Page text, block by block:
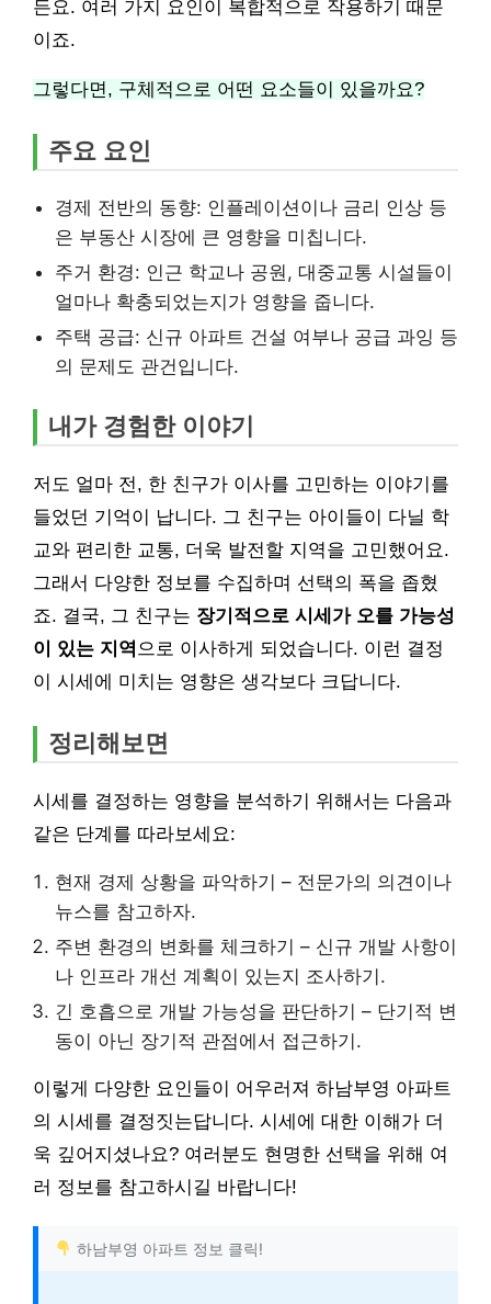
든요. 여러 가지 요인이 복합적으로 작용하기 때문
이죠.
그렇다면, 구체적으로 어떤 요소들이 있을까요?
주요 요인
경제 전반의 동향: 인플레이션이나 금리 인상 등
은 부동산 시장에 큰 영향을 미칩니다.
주거 환경: 인근 학교나 공원, 대중교통 시설들이
얼마나 확충되었는지가 영향을 줍니다.
주택 공급: 신규 아파트 건설 여부나 공급 과잉 등
의 문제도 관건입니다.
내가 경험한 이야기
저도 얼마 전, 한 친구가 이사를 고민하는 이야기를
들었던 기억이 납니다. 그 친구는 아이들이 다닐 학
교와 편리한 교통, 더욱 발전할 지역을 고민했어요.
그래서 다양한 정보를 수집하며 선택의 폭을 좁혔
죠. 결국, 그 친구는 장기적으로 시세가 오를 가능성
이 있는 지역으로 이사하게 되었습니다. 이런 결정
이 시세에 미치는 영향은 생각보다 크답니다.
정리해보면
시세를 결정하는 영향을 분석하기 위해서는 다음과
같은 단계를 따라보세요:
현재 경제 상황을 파악하기 – 전문가의 의견이나
뉴스를 참고하자.
주변 환경의 변화를 체크하기 – 신규 개발 사항이
나 인프라 개선 계획이 있는지 조사하기.
긴 호흡으로 개발 가능성을 판단하기 – 단기적 변
동이 아닌 장기적 관점에서 접근하기.
이렇게 다양한 요인들이 어우러져 하남부영 아파트
의 시세를 결정짓는답니다. 시세에 대한 이해가 더
욱 깊어지셨나요? 여러분도 현명한 선택을 위해 여
러 정보를 참고하시길 바랍니다!
하남부영 아파트 정보 클릭!